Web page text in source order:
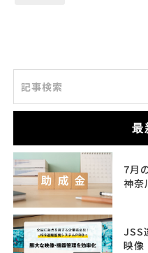
最
7月
神奈
JSS
映像